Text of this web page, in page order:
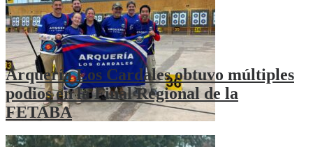
Arquería Los Cardales obtuvo múltiples
podios en la Final Regional de la
FETABA